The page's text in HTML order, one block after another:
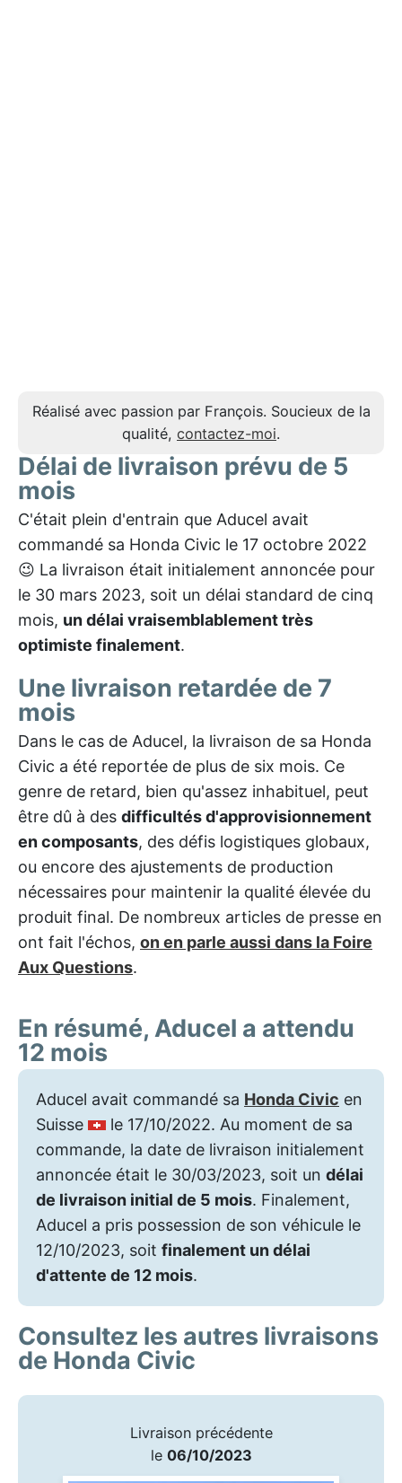
Réalisé avec passion par François. Soucieux de la
qualité, contactez-moi.
Délai de livraison prévu de 5
mois
C'était plein d'entrain que Aducel avait
commandé sa Honda Civic le 17 octobre 2022
😉 La livraison était initialement annoncée pour
le 30 mars 2023, soit un délai standard de cinq
mois, un délai vraisemblablement très
optimiste finalement.
Une livraison retardée de 7
mois
Dans le cas de Aducel, la livraison de sa Honda
Civic a été reportée de plus de six mois. Ce
genre de retard, bien qu'assez inhabituel, peut
être dû à des difficultés d'approvisionnement
en composants, des défis logistiques globaux,
ou encore des ajustements de production
nécessaires pour maintenir la qualité élevée du
produit final. De nombreux articles de presse en
ont fait l'échos, on en parle aussi dans la Foire
Aux Questions.
En résumé, Aducel a attendu
12 mois
Aducel avait commandé sa Honda Civic en
Suisse
le 17/10/2022. Au moment de sa
commande, la date de livraison initialement
annoncée était le 30/03/2023, soit un délai
de livraison initial de 5 mois. Finalement,
Aducel a pris possession de son véhicule le
12/10/2023, soit finalement un délai
d'attente de 12 mois.
Consultez les autres livraisons
de Honda Civic
Livraison précédente
le 06/10/2023